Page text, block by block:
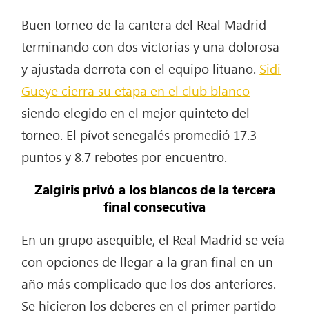
Buen torneo de la cantera del Real Madrid
terminando con dos victorias y una dolorosa
y ajustada derrota con el equipo lituano. Sidi
Gueye cierra su etapa en el club blanco
siendo elegido en el mejor quinteto del
torneo. El pívot senegalés promedió 17.3
puntos y 8.7 rebotes por encuentro.
Zalgiris privó a los blancos de la tercera
final consecutiva
En un grupo asequible, el Real Madrid se veía
con opciones de llegar a la gran final en un
año más complicado que los dos anteriores.
Se hicieron los deberes en el primer partido